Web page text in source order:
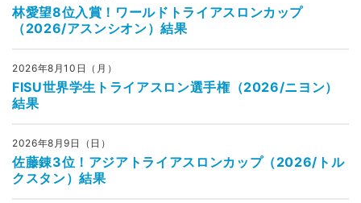
林愛望8位入賞！ワールドトライアスロンカップ
（2026/アスンシオン）結果
2026年8月10日（月）
FISU世界学生トライアスロン選手権（2026/ニヨン）
結果
2026年8月9日（日）
佐藤錬3位！アジアトライアスロンカップ（2026/トル
クスタン）結果